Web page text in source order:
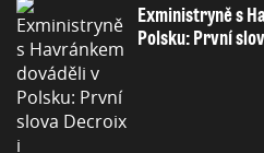
Exministryně s
Polsku: První